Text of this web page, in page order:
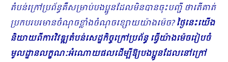
តំបន់ក្រៅប្រព័ន្ធគឺសម្រាប់បងប្អូនដែលមិនបានចុះបញ្ជី ថាតើគាត់
ប្រកបរបរមានចំណុចខ្លាំងចំណុចខ្សោយយ៉ាងម៉េច?ថ្ងៃនេះយើង
និយាយពីការវិវឌ្ឍតំបន់សេដ្ឋកិច្ចក្រៅប្រព័ន្ធ ធ្វើយ៉ាងម៉េចរៀបចំ
មូលដ្ឋានលក្ខណៈអំណោយផលដើម្បីឱ្យបងប្អូនដែលនៅក្រៅ